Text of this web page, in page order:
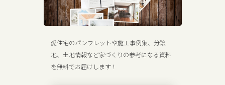
愛住宅のパンフレットや施工事例集、分譲
地、土地情報など家づくりの参考になる資料
を無料でお届けします！